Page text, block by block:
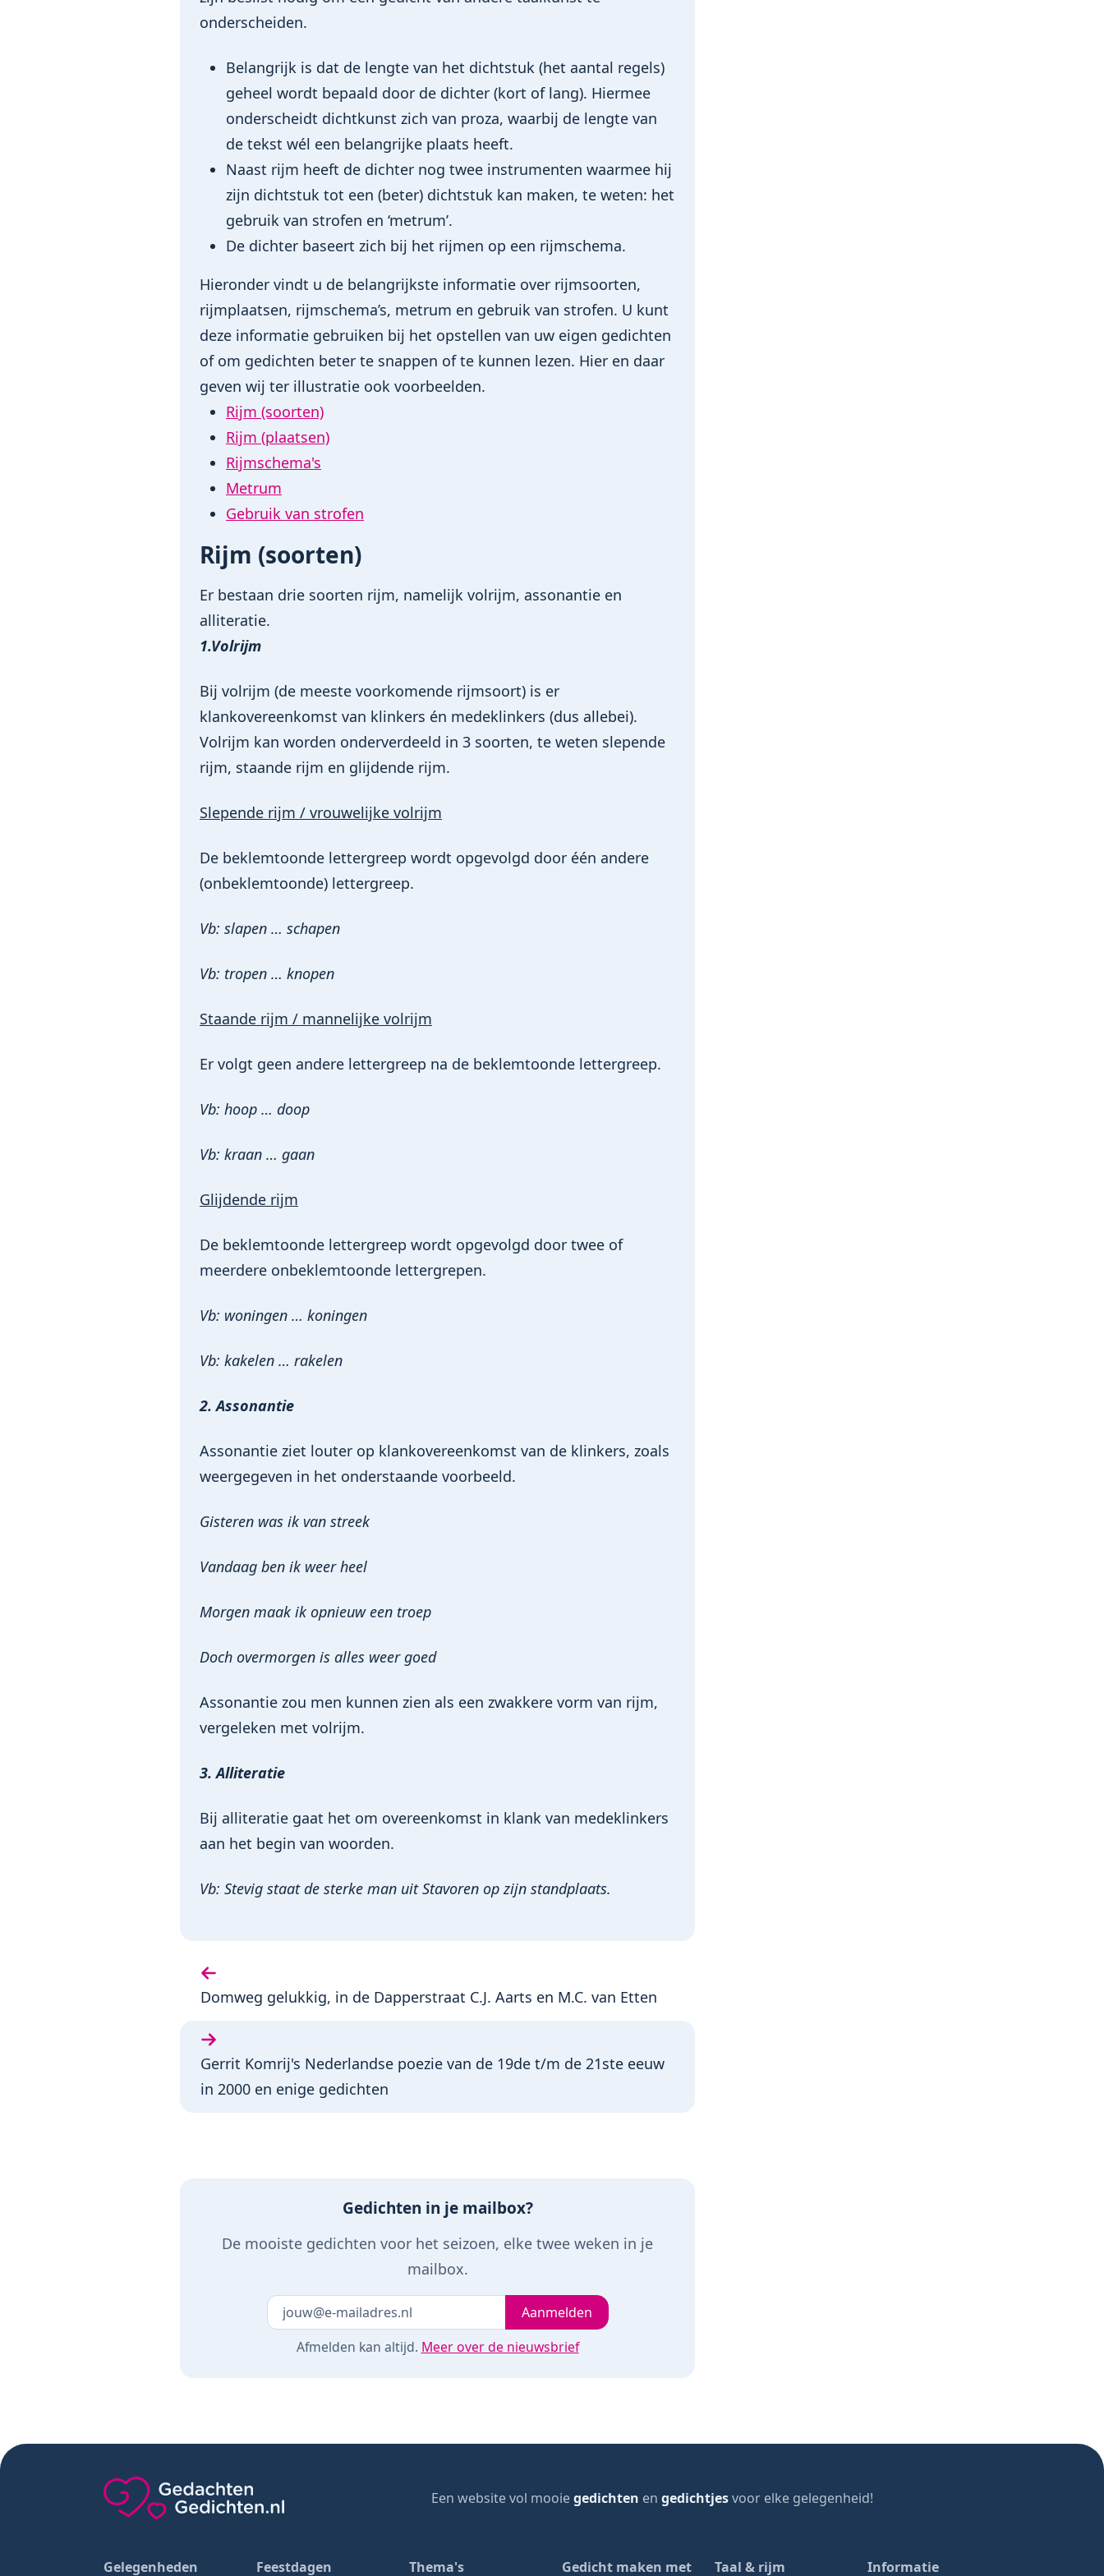
onderscheiden.
Belangrijk is dat de lengte van het dichtstuk (het aantal regels)
geheel wordt bepaald door de dichter (kort of lang). Hiermee
onderscheidt dichtkunst zich van proza, waarbij de lengte van
de tekst wél een belangrijke plaats heeft.
Naast rijm heeft de dichter nog twee instrumenten waarmee hij
zijn dichtstuk tot een (beter) dichtstuk kan maken, te weten: het
gebruik van strofen en ‘metrum’.
De dichter baseert zich bij het rijmen op een rijmschema.
Hieronder vindt u de belangrijkste informatie over rijmsoorten,
rijmplaatsen, rijmschema’s, metrum en gebruik van strofen. U kunt
deze informatie gebruiken bij het opstellen van uw eigen gedichten
of om gedichten beter te snappen of te kunnen lezen. Hier en daar
geven wij ter illustratie ook voorbeelden.
Rijm (soorten)
Rijm (plaatsen)
Rijmschema's
Metrum
Gebruik van strofen
Rijm (soorten)
Er bestaan drie soorten rijm, namelijk volrijm, assonantie en
alliteratie.
1.Volrijm
Bij volrijm (de meeste voorkomende rijmsoort) is er
klankovereenkomst van klinkers én medeklinkers (dus allebei).
Volrijm kan worden onderverdeeld in 3 soorten, te weten slepende
rijm, staande rijm en glijdende rijm.
Slepende rijm / vrouwelijke volrijm
De beklemtoonde lettergreep wordt opgevolgd door één andere
(onbeklemtoonde) lettergreep.
Vb: slapen … schapen
Vb: tropen … knopen
Staande rijm / mannelijke volrijm
Er volgt geen andere lettergreep na de beklemtoonde lettergreep.
Vb: hoop … doop
Vb: kraan … gaan
Glijdende rijm
De beklemtoonde lettergreep wordt opgevolgd door twee of
meerdere onbeklemtoonde lettergrepen.
Vb: woningen … koningen
Vb: kakelen … rakelen
2. Assonantie
Assonantie ziet louter op klankovereenkomst van de klinkers, zoals
weergegeven in het onderstaande voorbeeld.
Gisteren was ik van streek
Vandaag ben ik weer heel
Morgen maak ik opnieuw een troep
Doch overmorgen is alles weer goed
Assonantie zou men kunnen zien als een zwakkere vorm van rijm,
vergeleken met volrijm.
3. Alliteratie
Bij alliteratie gaat het om overeenkomst in klank van medeklinkers
aan het begin van woorden.
Vb: Stevig staat de sterke man uit Stavoren op zijn standplaats.
Vorige bundel:
Domweg gelukkig, in de Dapperstraat C.J. Aarts en M.C. van Etten
Volgende bundel:
Gerrit Komrij's Nederlandse poezie van de 19de t/m de 21ste eeuw
in 2000 en enige gedichten
Gedichten in je mailbox?
De mooiste gedichten voor het seizoen, elke twee weken in je
mailbox.
Laat dit veld leeg Je e-mailadresAanmelden
Afmelden kan altijd. Meer over de nieuwsbrief
Een website vol mooiegedichten en gedichtjesvoor elke gelegenheid!
Gelegenheden Feestdagen Thema's
Gedicht maken met
Taal & rijm Informatie